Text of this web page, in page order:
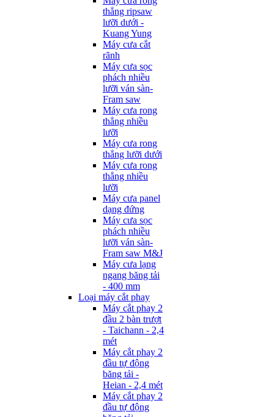
thẳng ripsaw
lưỡi dưới -
Kuang Yung
Máy cưa cắt
rãnh
Máy cưa sọc
phách nhiều
lưỡi ván sàn-
Fram saw
Máy cưa rong
thẳng nhiều
lưỡi
Máy cưa rong
thẳng lưỡi dưới
Máy cưa rong
thẳng nhiều
lưỡi
Máy cưa panel
dạng đứng
Máy cưa sọc
phách nhiều
lưỡi ván sàn-
Fram saw M&J
Máy cưa lạng
ngang băng tải
- 400 mm
Loại máy cắt phay
Máy cắt phay 2
đầu 2 bàn trượt
- Taichann - 2,4
mét
Máy cắt phay 2
đầu tự động
băng tải -
Heian - 2,4 mét
Máy cắt phay 2
đầu tự động